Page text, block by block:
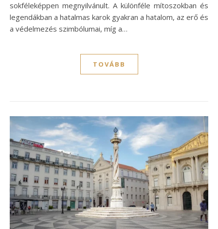
sokféleképpen megnyilvánult. A különféle mítoszokban és
legendákban a hatalmas karok gyakran a hatalom, az erő és
a védelmezés szimbólumai, míg a…
TOVÁBB